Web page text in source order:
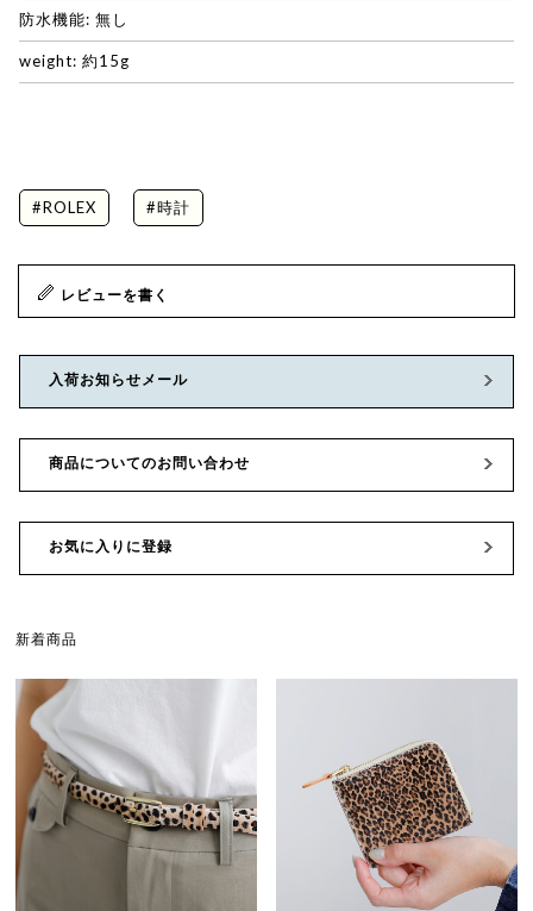
防水機能: 無し
weight: 約15g
#ROLEX #時計
レビューを書く
入荷お知らせメール
商品についてのお問い合わせ
お気に入りに登録
新着商品